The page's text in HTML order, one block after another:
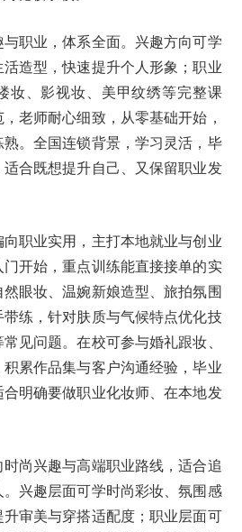
职业，体系全面。兴趣方向可学
造型，快速提升个人形象；职业
妆、影视妆、美甲纹绣等完整课
老师耐心细致，从零基础开始，
。全国连锁背景，学习灵活，毕
合既想提升自己、又保留职业发
职业实用，主打本地就业与创业
开始，重点训练能直接接单的实
眼妆、温婉新娘造型、旅拍氛围
练，针对肤质与气候特点优化技
见问题。在校可参与婚礼跟妆、
累作品集与客户沟通经验，毕业
明确要做职业化妆师、在本地发
尚兴趣与高端职业路线，适合追
兴趣层面可学时尚彩妆、氛围感
审美与穿搭适配度；职业层面可